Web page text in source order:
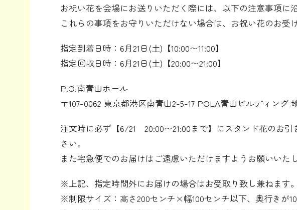
お祝い花を会場にお送りいただく際には、以下の注意事項に
これらの事項をお守りいただけない場合は、お祝い花のお受
指定到着日時：6月21日(土)【10:00〜11:00】
指定回収日時：6月21日(土)【20:00〜21:00】
P.O.南青山ホール
〒107-0062 東京都港区南青山2-5-17 POLA青山ビルディング
注文時に必ず【6/21 20:00〜21:00まで】にスタンド花のお
さい。
また宅急便でのお届けはご遠慮いただけますようお願いいたし
※上記、指定時間外にお届けの場合はお受取り致し兼ねます
※制限サイズ：高さ200センチ×幅100センチ以下、奥行きが